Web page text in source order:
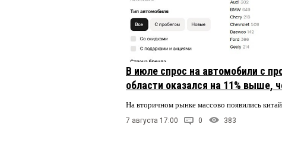
В июле спрос на автомобили с
области оказался на 11% выше,
На вторичном рынке массово появились
7 августа 17:00 0 383